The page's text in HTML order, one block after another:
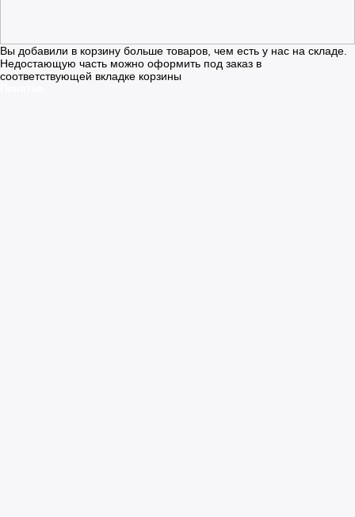
Вы добавили в корзину больше товаров, чем есть у нас на складе.
Недостающую часть можно оформить под заказ в
соответствующей вкладке корзины